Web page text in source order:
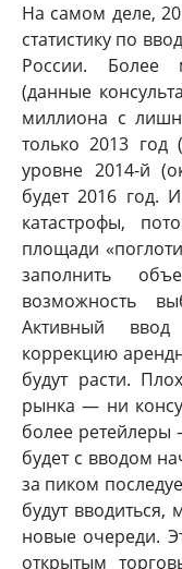
На самом деле,
статистику по
России. Более
(данные
миллиона с
только 2013
уровне 2014-й
будет 2016 год.
катастрофы,
площади
заполнить
возможность
Активный
коррекцию
будут расти.
рынка — ни
более ретейлеры
будет с вводом
за пиком
будут вводиться,
новые очереди.
открытым